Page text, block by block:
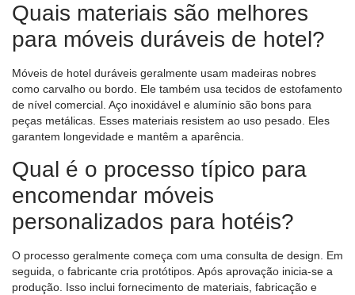
Quais materiais são melhores
para móveis duráveis ​​de hotel?
Móveis de hotel duráveis ​​geralmente usam madeiras nobres
como carvalho ou bordo. Ele também usa tecidos de estofamento
de nível comercial. Aço inoxidável e alumínio são bons para
peças metálicas. Esses materiais resistem ao uso pesado. Eles
garantem longevidade e mantêm a aparência.
Qual é o processo típico para
encomendar móveis
personalizados para hotéis?
O processo geralmente começa com uma consulta de design. Em
seguida, o fabricante cria protótipos. Após aprovação inicia-se a
produção. Isso inclui fornecimento de materiais, fabricação e